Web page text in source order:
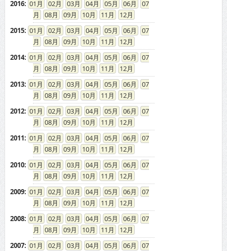
2016: 01 02 03 04 05 06
07
08
09 10 11
12
2015: 01 02 03 04 05 06
07
08
09 10 11
12
2014: 01 02 03 04 05 06
07
08
09 10 11
12
2013: 01 02 03 04 05 06
07
08
09 10 11
12
2012: 01 02 03 04 05 06
07
08
09 10 11
12
2011: 01 02 03 04 05 06
07
08
09 10 11
12
2010: 01 02 03 04 05 06
07
08
09 10 11
12
2009: 01 02 03 04 05 06
07
08
09 10 11
12
2008: 01 02 03 04 05 06
07
08
09 10 11
12
2007: 01 02 03 04 05 06
07